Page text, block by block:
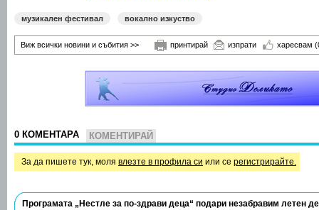
музикален фестивал вокално изкуство
Виж всички новини и събития >> принтирай изпрати харесвам
0 КОМЕНТАРА КОМЕНТИРАЙ
За да пишете тук, моля влезте в профила си или се регистрирайте.
Програмата „Нестле за по-здрави деца“ подари незабравим летен